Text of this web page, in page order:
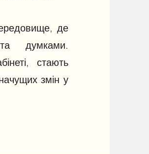
де
думками.
стають
змін у